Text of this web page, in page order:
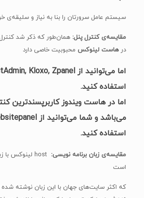
سیستم عامل سرورتان را بنا به نیاز و سلیقه‌ی
مقایسه‌ی کنترل پنل:
در هاست لینوکس محبوبیت خاصی دارد
استفاده کنید.
اما درهاست ویندوز
استفاده کنید.
مقایسه‌ی زبان برنامه نویسی:
است
که اکثر سایت‌های جهان با این زبان نوشته شده